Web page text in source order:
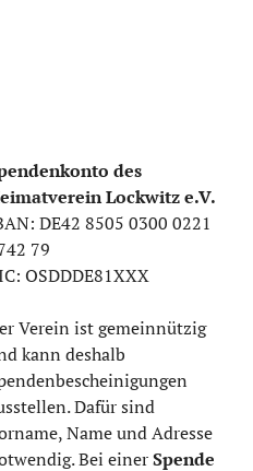
des
Lockwitz e.V.
DE42 8505 0300 0221
79
OSDDDE81XXX
Verein ist gemeinnützig
kann deshalb
Dafür sind
Name und Adresse
Bei einerSpende